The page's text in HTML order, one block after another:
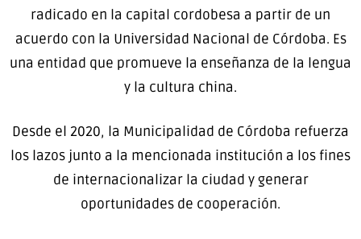
radicado en la capital cordobesa a partir de un
acuerdo con la Universidad Nacional de Córdoba. Es
una entidad que promueve la enseñanza de la lengua
y la cultura china.
Desde el 2020, la Municipalidad de Córdoba refuerza
los lazos junto a la mencionada institución a los fines
de internacionalizar la ciudad y generar
oportunidades de cooperación.